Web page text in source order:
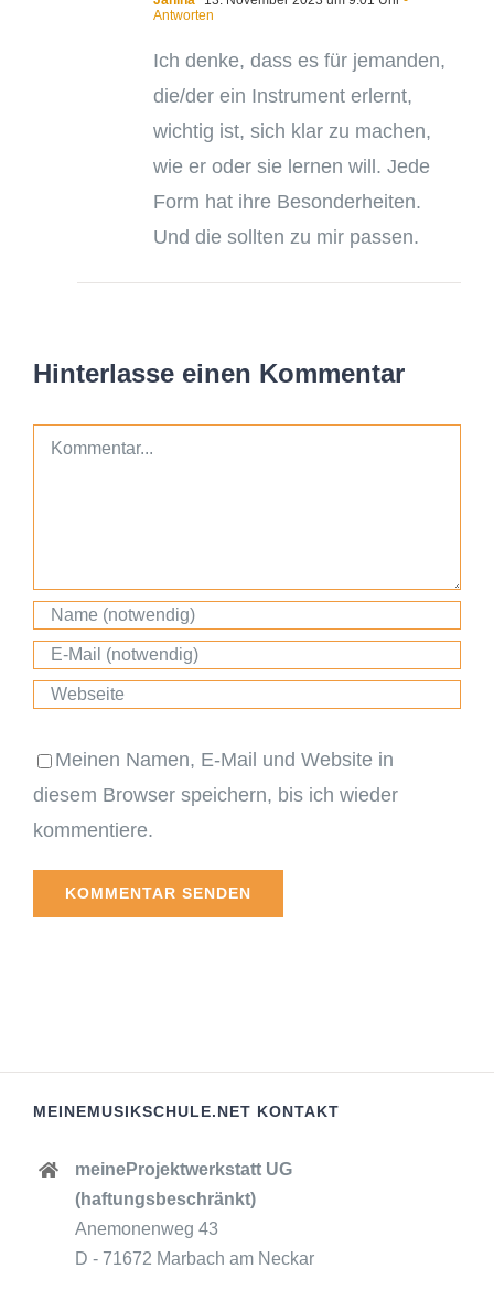
Antworten
Ich denke, dass es für jemanden,
die/der ein Instrument erlernt,
wichtig ist, sich klar zu machen,
wie er oder sie lernen will. Jede
Form hat ihre Besonderheiten.
Und die sollten zu mir passen.
Hinterlasse einen Kommentar
Kommentar
Meinen Namen, E-Mail und Website in
diesem Browser speichern, bis ich wieder
kommentiere.
MEINEMUSIKSCHULE.NET KONTAKT
meineProjektwerkstatt UG
(haftungsbeschränkt)
Anemonenweg 43
D - 71672 Marbach am Neckar